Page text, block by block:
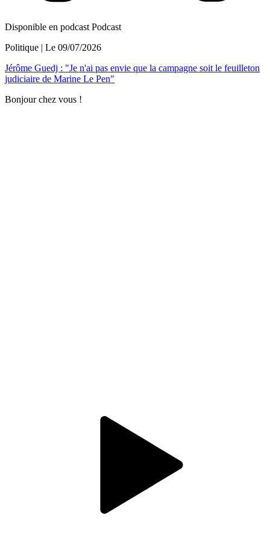
Disponible en podcast Podcast
Politique | Le 09/07/2026
Jérôme Guedj : "Je n'ai pas envie que la campagne soit le feuilleton
judiciaire de Marine Le Pen"
Bonjour chez vous !